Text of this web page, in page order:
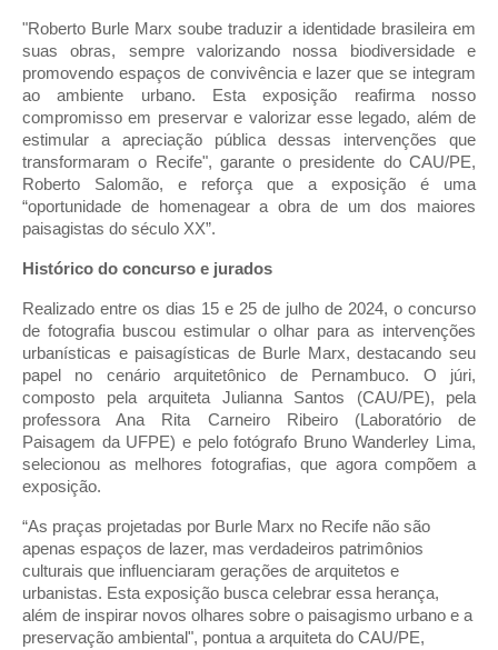
"Roberto Burle Marx soube traduzir a identidade brasileira em
suas obras, sempre valorizando nossa biodiversidade e
promovendo espaços de convivência e lazer que se integram
ao ambiente urbano. Esta exposição reafirma nosso
compromisso em preservar e valorizar esse legado, além de
estimular a apreciação pública dessas intervenções que
transformaram o Recife", garante o presidente do CAU/PE,
Roberto Salomão, e reforça que a exposição é uma
“oportunidade de homenagear a obra de um dos maiores
paisagistas do século XX”.
Histórico do concurso e jurados
Realizado entre os dias 15 e 25 de julho de 2024, o concurso
de fotografia buscou estimular o olhar para as intervenções
urbanísticas e paisagísticas de Burle Marx, destacando seu
papel no cenário arquitetônico de Pernambuco. O júri,
composto pela arquiteta Julianna Santos (CAU/PE), pela
professora Ana Rita Carneiro Ribeiro (Laboratório de
Paisagem da UFPE) e pelo fotógrafo Bruno Wanderley Lima,
selecionou as melhores fotografias, que agora compõem a
exposição.
“As praças projetadas por Burle Marx no Recife não são
apenas espaços de lazer, mas verdadeiros patrimônios
culturais que influenciaram gerações de arquitetos e
urbanistas. Esta exposição busca celebrar essa herança,
além de inspirar novos olhares sobre o paisagismo urbano e a
preservação ambiental", pontua a arquiteta do CAU/PE,